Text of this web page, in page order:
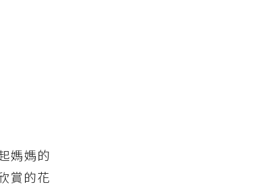
媽媽的
賞的花